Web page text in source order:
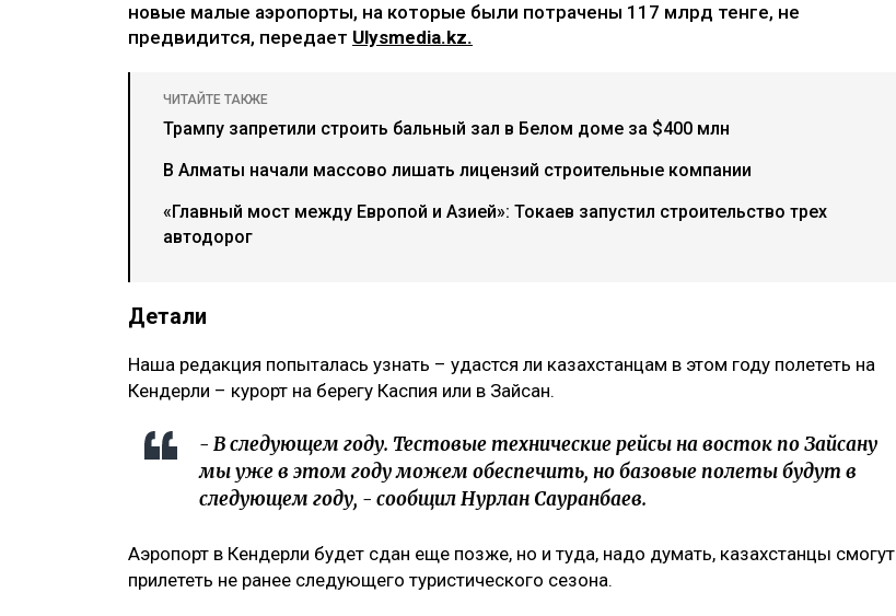
новые малые аэропорты, на которые были потрачены 117 млрд тенге, не
предвидится, передает Ulysmedia.kz.
ЧИТАЙТЕ ТАКЖЕ
Трампу запретили строить бальный зал в Белом доме за $400 млн
В Алматы начали массово лишать лицензий строительные компании
«Главный мост между Европой и Азией»: Токаев запустил строительство трех
автодорог
Детали
Наша редакция попыталась узнать – удастся ли казахстанцам в этом году полететь на
Кендерли – курорт на берегу Каспия или в Зайсан.
- В следующем году. Тестовые технические рейсы на восток по Зайсану
мы уже в этом году можем обеспечить, но базовые полеты будут в
следующем году, - сообщил Нурлан Сауранбаев.
Аэропорт в Кендерли будет сдан еще позже, но и туда, надо думать, казахстанцы смогут
прилететь не ранее следующего туристического сезона.